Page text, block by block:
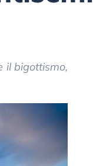
il bigottismo,